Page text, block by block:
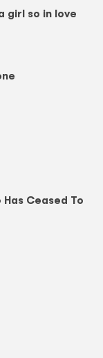
girl so in love
Ceased To